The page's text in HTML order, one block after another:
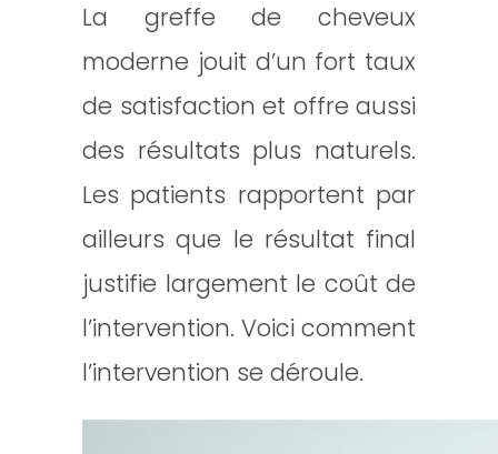
La greffe de cheveux
moderne jouit d’un fort taux
de satisfaction et offre aussi
des résultats plus naturels.
Les patients rapportent par
ailleurs que le résultat final
justifie largement le coût de
l’intervention. Voici comment
l’intervention se déroule.